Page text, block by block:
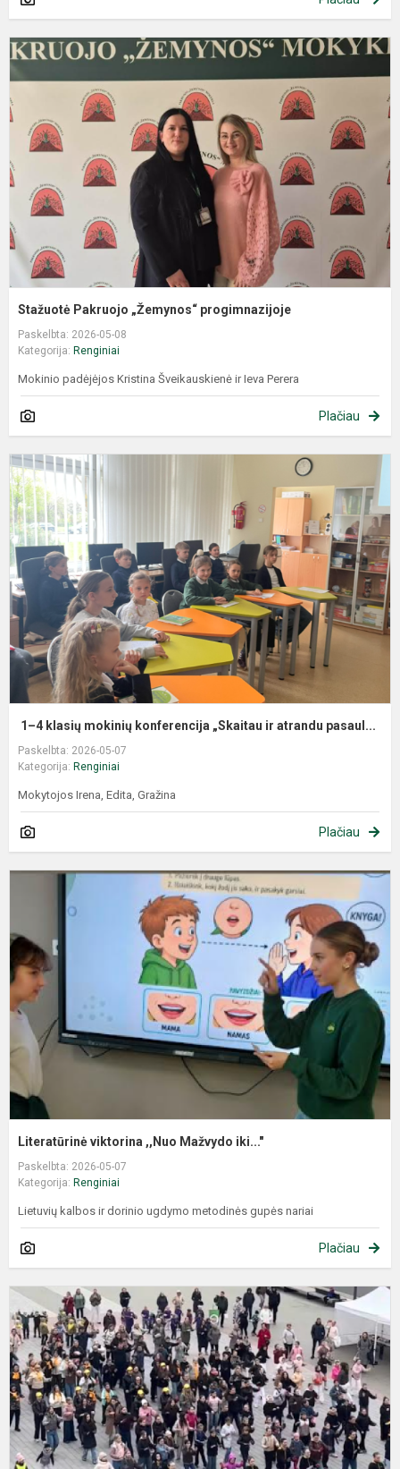
Stažuotė Pakruojo „Žemynos“ progimnazijoje
Paskelbta: 2026-05-08
Kategorija: Renginiai
Mokinio padėjėjos Kristina Šveikauskienė ir Ieva Perera
Plačiau
1–4 klasių mokinių konferencija „Skaitau ir atrandu pasaul...
Paskelbta: 2026-05-07
Kategorija: Renginiai
Mokytojos Irena, Edita, Gražina
Plačiau
Literatūrinė viktorina ,,Nuo Mažvydo iki..."
Paskelbta: 2026-05-07
Kategorija: Renginiai
Lietuvių kalbos ir dorinio ugdymo metodinės gupės nariai
Plačiau